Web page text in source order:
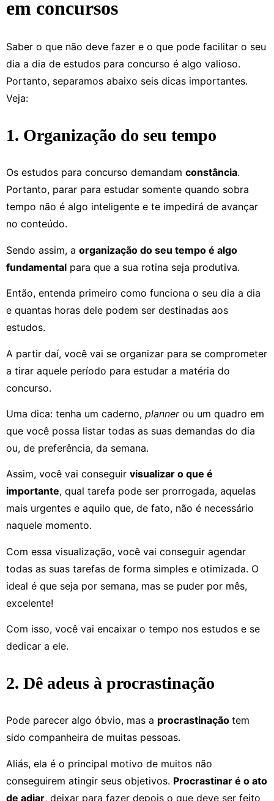
em concursos
Saber o que não deve fazer e o que pode facilitar o seu
dia a dia de estudos para concurso é algo valioso.
Portanto, separamos abaixo seis dicas importantes.
Veja:
1. Organização do seu tempo
Os estudos para concurso demandam constância.
Portanto, parar para estudar somente quando sobra
tempo não é algo inteligente e te impedirá de avançar
no conteúdo.
Sendo assim, a organização do seu tempo é algo
fundamental para que a sua rotina seja produtiva.
Então, entenda primeiro como funciona o seu dia a dia
e quantas horas dele podem ser destinadas aos
estudos.
A partir daí, você vai se organizar para se comprometer
a tirar aquele período para estudar a matéria do
concurso.
Uma dica: tenha um caderno, planner ou um quadro em
que você possa listar todas as suas demandas do dia
ou, de preferência, da semana.
Assim, você vai conseguir visualizar o que é
importante, qual tarefa pode ser prorrogada, aquelas
mais urgentes e aquilo que, de fato, não é necessário
naquele momento.
Com essa visualização, você vai conseguir agendar
todas as suas tarefas de forma simples e otimizada. O
ideal é que seja por semana, mas se puder por mês,
excelente!
Com isso, você vai encaixar o tempo nos estudos e se
dedicar a ele.
2. Dê adeus à procrastinação
Pode parecer algo óbvio, mas a procrastinação tem
sido companheira de muitas pessoas.
Aliás, ela é o principal motivo de muitos não
conseguirem atingir seus objetivos. Procrastinar é o ato
de adiar, deixar para fazer depois o que deve ser feito